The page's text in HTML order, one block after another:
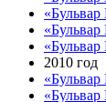
2010 год